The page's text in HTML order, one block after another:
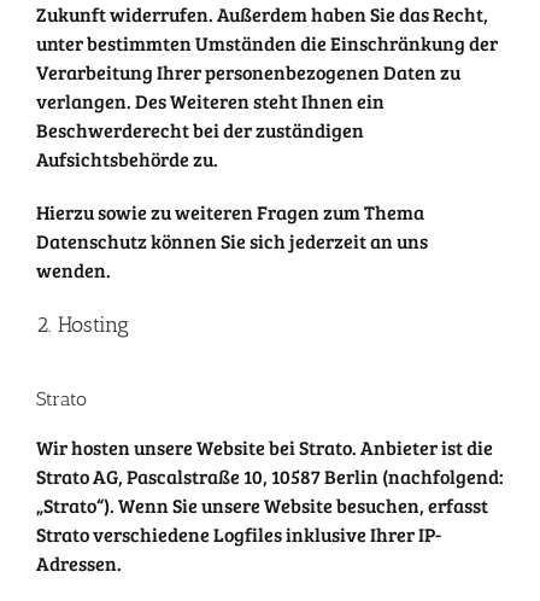
Zukunft widerrufen. Außerdem haben Sie das Recht,
unter bestimmten Umständen die Einschränkung der
Verarbeitung Ihrer personenbezogenen Daten zu
verlangen. Des Weiteren steht Ihnen ein
Beschwerderecht bei der zuständigen
Aufsichtsbehörde zu.
Hierzu sowie zu weiteren Fragen zum Thema
Datenschutz können Sie sich jederzeit an uns
wenden.
2. Hosting
Strato
Wir hosten unsere Website bei Strato. Anbieter ist die
Strato AG, Pascalstraße 10, 10587 Berlin (nachfolgend:
„Strato“). Wenn Sie unsere Website besuchen, erfasst
Strato verschiedene Logfiles inklusive Ihrer IP-
Adressen.